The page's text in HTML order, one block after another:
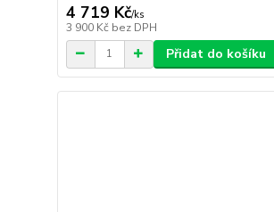
4 719 Kč/ks
3 900 Kč bez DPH
Přidat do košíku